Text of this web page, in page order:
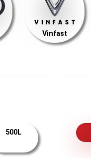
Vinfast
500L